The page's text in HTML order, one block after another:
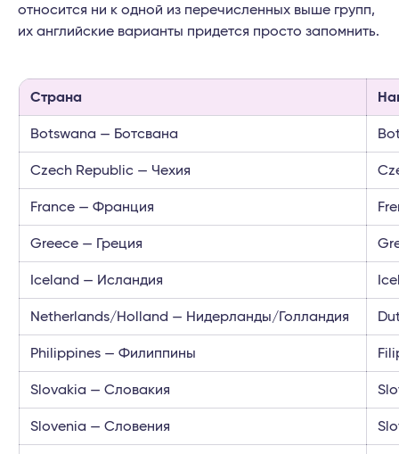
относится ни к одной из перечисленных выше групп,
их английские варианты придется просто запомнить.
Страна
Botswana — Ботсвана
Czech Republic — Чехия
France — Франция
Greece — Греция
Iceland — Исландия
Netherlands/Holland — Нидерланды/Голландия
Philippines — Филиппины
Slovakia — Словакия
Slovenia — Словения